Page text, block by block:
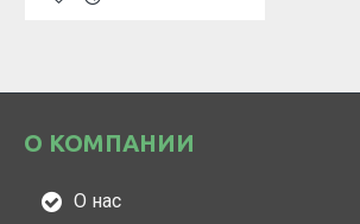
О КОМПАНИИ
О нас